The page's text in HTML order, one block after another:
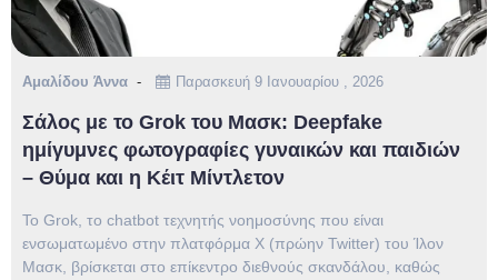
Αμαλίδου Άννα Παρασκευή 9 Ιανουαρίου , 2026
Σάλος με το Grok του Μασκ: Deepfake
ημίγυμνες φωτογραφίες γυναικών και παιδιών
– Θύμα και η Κέιτ Μίντλετον
Το Grok, το chatbot τεχνητής νοημοσύνης που είναι
ενσωματωμένο στην πλατφόρμα X (πρώην Twitter) του Ίλον
Μασκ, βρίσκεται στο επίκεντρο διεθνούς σκανδάλου, καθώς